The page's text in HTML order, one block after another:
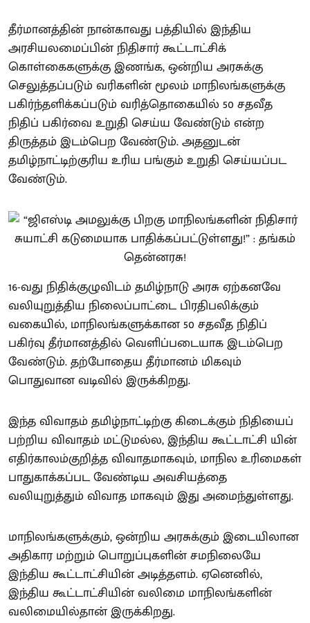
தீர்மானத்தின் நான்காவது பத்தியில் இந்திய
அரசியலமைப்பின் நிதிசார் கூட்டாட்சிக்
கொள்கைகளுக்கு இணங்க, ஒன்றிய அரசுக்கு
செலுத்தப்படும் வரிகளின் மூலம் மாநிலங்களுக்கு
பகிர்ந்தளிக்கப்படும் வரித்தொகையில் 50 சதவீத
நிதிப் பகிர்வை உறுதி செய்ய வேண்டும் என்ற
திருத்தம் இடம்பெற வேண்டும். அதனுடன்
தமிழ்நாட்டிற்குரிய உரிய பங்கும் உறுதி செய்யப்பட
வேண்டும்.
16-வது நிதிக்குழுவிடம் தமிழ்நாடு அரசு ஏற்கனவே
வலியுறுத்திய நிலைப்பாட்டை பிரதிபலிக்கும்
வகையில், மாநிலங்களுக்கான 50 சதவீத நிதிப்
பகிர்வு தீர்மானத்தில் வெளிப்படையாக இடம்பெற
வேண்டும். தற்போதைய தீர்மானம் மிகவும்
பொதுவான வடிவில் இருக்கிறது.
இந்த விவாதம் தமிழ்நாட்டிற்கு கிடைக்கும் நிதியைப்
பற்றிய விவாதம் மட்டுமல்ல, இந்திய கூட்டாட்சி யின்
எதிர்காலம்குறித்த விவாதமாகவும், மாநில உரிமைகள்
பாதுகாக்கப்பட வேண்டிய அவசியத்தை
வலியுறுத்தும் விவாத மாகவும் இது அமைந்துள்ளது.
மாநிலங்களுக்கும், ஒன்றிய அரசுக்கும் இடையிலான
அதிகார மற்றும் பொறுப்புகளின் சமநிலையே
இந்திய கூட்டாட்சியின் அடித்தளம். ஏனெனில்,
இந்திய கூட்டாட்சியின் வலிமை மாநிலங்களின்
வலிமையில்தான் இருக்கிறது.